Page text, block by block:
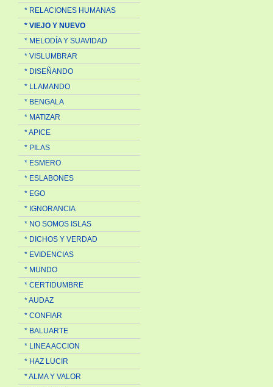
* RELACIONES HUMANAS
* VIEJO Y NUEVO
* MELODÍA Y SUAVIDAD
* VISLUMBRAR
* DISEÑANDO
* LLAMANDO
* BENGALA
* MATIZAR
* APICE
* PILAS
* ESMERO
* ESLABONES
* EGO
* IGNORANCIA
* NO SOMOS ISLAS
* DICHOS Y VERDAD
* EVIDENCIAS
* MUNDO
* CERTIDUMBRE
* AUDAZ
* CONFIAR
* BALUARTE
* LINEA ACCION
* HAZ LUCIR
* ALMA Y VALOR